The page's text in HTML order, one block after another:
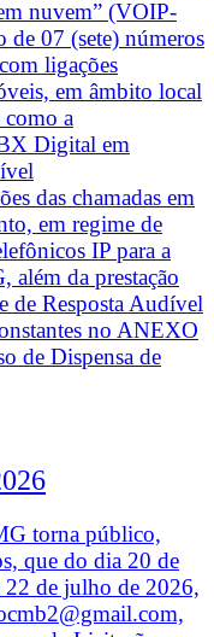
nuvem” (VOIP-
07 (sete) números
ligações
em âmbito local
como a
Digital em
das chamadas em
em regime de
IP para a
da prestação
de Resposta Audível
no ANEXO
de Dispensa de
torna público,
que do dia 20 de
de julho de 2026,